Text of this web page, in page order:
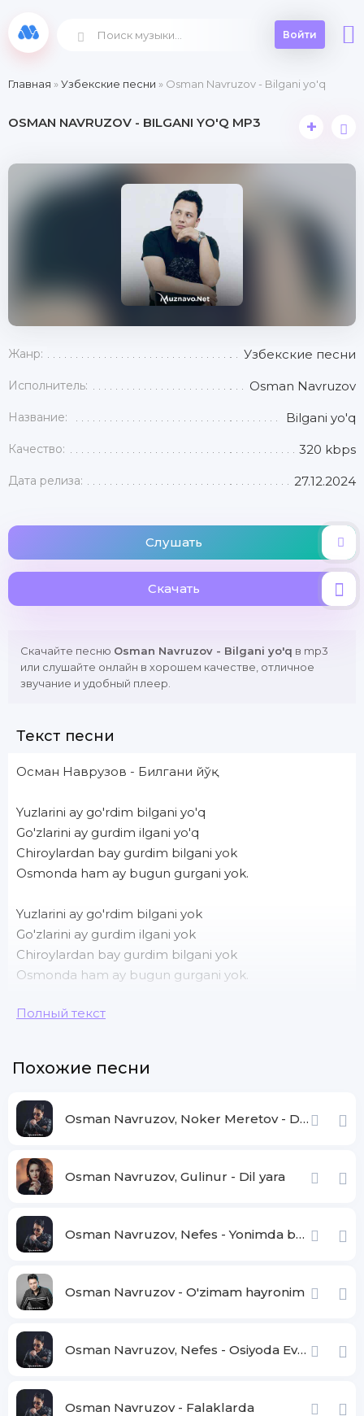
Войти
Главная »Узбекские песни » Osman Navruzov - Bilgani yo'q
OSMAN NAVRUZOV - BILGANI YO'Q MP3 +
Жанр: Узбекские песни
Исполнитель: Osman Navruzov
Название: Bilgani yo'q
Качество: 320 kbps
Дата релиза: 27.12.2024
Слушать
Скачать
Скачайте песню Osman Navruzov - Bilgani yo'q в mp3
или слушайте онлайн в хорошем качестве, отличное
звучание и удобный плеер.
Текст песни
Осман Наврузов - Билгани йўқ
Yuzlarini ay go'rdim bilgani yo'q
Go'zlarini ay gurdim ilgani yo'q
Chiroylardan bay gurdim bilgani yok
Osmonda ham ay bugun gurgani yok.
Yuzlarini ay go'rdim bilgani yok
Go'zlarini ay gurdim ilgani yok
Chiroylardan bay gurdim bilgani yok
Osmonda ham ay bugun gurgani yok.
Yuzlari qirmizi alma
Sevib qoldim mana ana ana
Полный текст
Похожие песни
Osman Navruzov, Noker Meretov - Do'stim
Osman Navruzov, Gulinur - Dil yara
Osman Navruzov, Nefes - Yonimda bo'l jonim
Osman Navruzov - O'zimam hayronim
Osman Navruzov, Nefes - Osiyoda Evropada
Osman Navruzov - Falaklarda